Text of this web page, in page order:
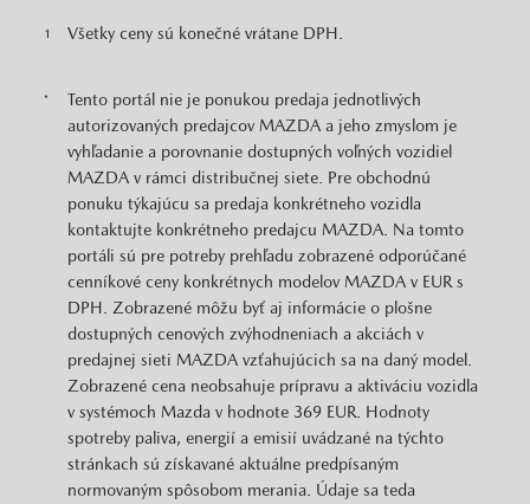
1 Všetky ceny sú konečné vrátane DPH.
*
Tento portál nie je ponukou predaja jednotlivých
autorizovaných predajcov MAZDA a jeho zmyslom je
vyhľadanie a porovnanie dostupných voľných vozidiel
MAZDA v rámci distribučnej siete. Pre obchodnú
ponuku týkajúcu sa predaja konkrétneho vozidla
kontaktujte konkrétneho predajcu MAZDA. Na tomto
portáli sú pre potreby prehľadu zobrazené odporúčané
cenníkové ceny konkrétnych modelov MAZDA v EUR s
DPH. Zobrazené môžu byť aj informácie o plošne
dostupných cenových zvýhodneniach a akciách v
predajnej sieti MAZDA vzťahujúcich sa na daný model.
Zobrazené cena neobsahuje prípravu a aktiváciu vozidla
v systémoch Mazda v hodnote 369 EUR. Hodnoty
spotreby paliva, energií a emisií uvádzané na týchto
stránkach sú získavané aktuálne predpísaným
normovaným spôsobom merania. Údaje sa teda